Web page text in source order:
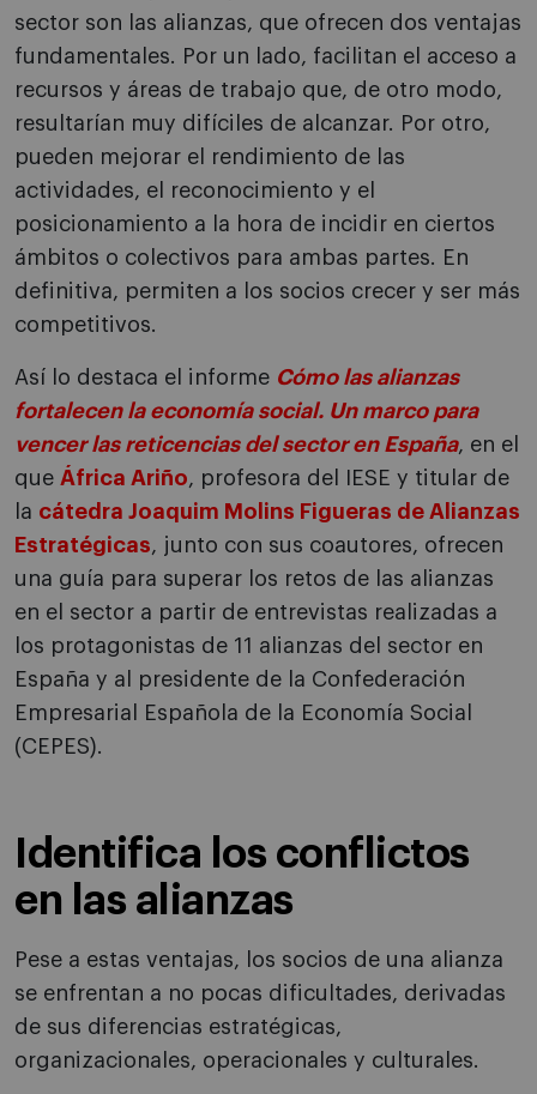
sector son las alianzas, que ofrecen dos ventajas
fundamentales. Por un lado, facilitan el acceso a
recursos y áreas de trabajo que, de otro modo,
resultarían muy difíciles de alcanzar. Por otro,
pueden mejorar el rendimiento de las
actividades, el reconocimiento y el
posicionamiento a la hora de incidir en ciertos
ámbitos o colectivos para ambas partes. En
definitiva, permiten a los socios crecer y ser más
competitivos.
Así lo destaca el informe Cómo las alianzas
fortalecen la economía social. Un marco para
vencer las reticencias del sector en España, en el
que África Ariño, profesora del IESE y titular de
la cátedra Joaquim Molins Figueras de Alianzas
Estratégicas, junto con sus coautores, ofrecen
una guía para superar los retos de las alianzas
en el sector a partir de entrevistas realizadas a
los protagonistas de 11 alianzas del sector en
España y al presidente de la Confederación
Empresarial Española de la Economía Social
(CEPES).
Identifica los conflictos
en las alianzas
Pese a estas ventajas, los socios de una alianza
se enfrentan a no pocas dificultades, derivadas
de sus diferencias estratégicas,
organizacionales, operacionales y culturales.